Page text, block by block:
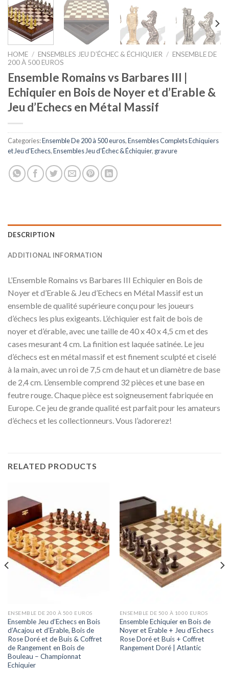
HOME / ENSEMBLES JEU D’ÉCHEC & ÉCHIQUIER / ENSEMBLE DE
200 À 500 EUROS
Ensemble Romains vs Barbares III |
Echiquier en Bois de Noyer et d’Erable &
Jeu d’Echecs en Métal Massif
Categories:Ensemble De 200 à 500 euros,Ensembles Complets Echiquiers
et Jeu d'Echecs,Ensembles Jeu d’Échec & Échiquier, gravure
DESCRIPTION
ADDITIONAL INFORMATION
L’Ensemble Romains vs Barbares III Echiquier en Bois de
Noyer et d’Erable & Jeu d’Echecs en Métal Massif est un
ensemble de qualité supérieure conçu pour les joueurs
d’échecs les plus exigeants. L’échiquier est fait de bois de
noyer et d’érable, avec une taille de 40 x 40 x 4,5 cm et des
cases mesurant 4 cm. La finition est laquée satinée. Le jeu
d’échecs est en métal massif et est finement sculpté et ciselé
à la main, avec un roi de 7,5 cm de haut et un diamètre de base
de 2,4 cm. L’ensemble comprend 32 pièces et une base en
feutre rouge. Chaque pièce est soigneusement fabriquée en
Europe. Ce jeu de grande qualité est parfait pour les amateurs
d’échecs et les collectionneurs. Vous l’adorerez!
RELATED PRODUCTS
ENSEMBLE DE 200 À 500 EUROS
Ensemble Jeu d’Echecs en Bois
d’Acajou et d’Erable, Bois de
Rose Doré et de Buis & Coffret
de Rangement en Bois de
Bouleau – Championnat
Echiquier
ENSEMBLE DE 500 À 1000 EUROS
Ensemble Echiquier en Bois de
Noyer et Erable + Jeu d’Echecs
Rose Doré et Buis + Coffret
Rangement Doré | Atlantic